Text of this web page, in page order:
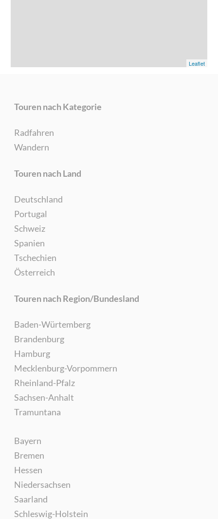
Leaflet
Touren nach Kategorie
Radfahren
Wandern
Touren nach Land
Deutschland
Portugal
Schweiz
Spanien
Tschechien
Österreich
Touren nach Region/Bundesland
Baden-Würtemberg
Brandenburg
Hamburg
Mecklenburg-Vorpommern
Rheinland-Pfalz
Sachsen-Anhalt
Tramuntana
Bayern
Bremen
Hessen
Niedersachsen
Saarland
Schleswig-Holstein